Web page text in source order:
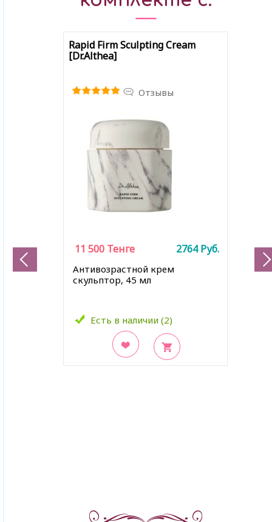
Rapid Firm Sculpting Cream
[Dr.Althea]
Отзывы
Антивозрастной крем
скульптор, 45 мл
Есть в наличии (2)
11 500 Тенге 2764Руб.